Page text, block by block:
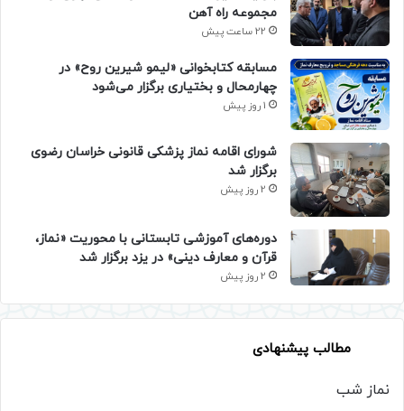
مجموعه راه آهن
22 ساعت پیش
مسابقه کتابخوانی «لیمو شیرین روح» در
چهارمحال و بختیاری برگزار می‌شود
1 روز پیش
شورای اقامه نماز پزشکی قانونی خراسان رضوی
برگزار شد
2 روز پیش
دوره‌های آموزشی تابستانی با محوریت «نماز،
قرآن و معارف دینی» در یزد برگزار شد
2 روز پیش
مطالب پیشنهادی
نماز شب